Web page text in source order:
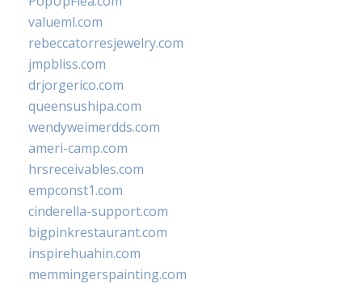
valueml.com
rebeccatorresjewelry.com
jmpbliss.com
drjorgerico.com
queensushipa.com
wendyweimerdds.com
ameri-camp.com
hrsreceivables.com
empconst1.com
cinderella-support.com
bigpinkrestaurant.com
inspirehuahin.com
memmingerspainting.com